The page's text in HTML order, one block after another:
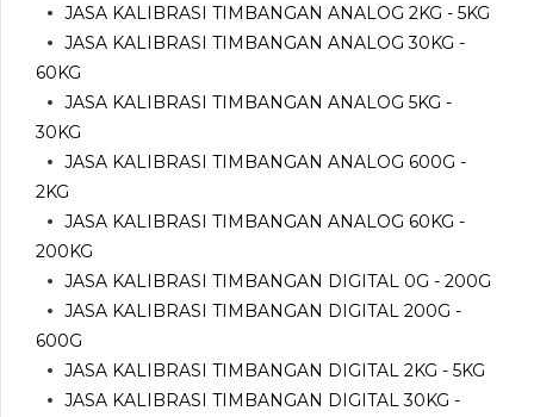
JASA KALIBRASI TIMBANGAN ANALOG 2KG - 5KG
JASA KALIBRASI TIMBANGAN ANALOG 30KG -
60KG
JASA KALIBRASI TIMBANGAN ANALOG 5KG -
30KG
JASA KALIBRASI TIMBANGAN ANALOG 600G -
2KG
JASA KALIBRASI TIMBANGAN ANALOG 60KG -
200KG
JASA KALIBRASI TIMBANGAN DIGITAL 0G - 200G
JASA KALIBRASI TIMBANGAN DIGITAL 200G -
600G
JASA KALIBRASI TIMBANGAN DIGITAL 2KG - 5KG
JASA KALIBRASI TIMBANGAN DIGITAL 30KG -